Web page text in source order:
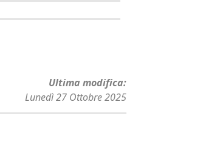
Ultima modifica
Lunedì 27 Ottobre 2025